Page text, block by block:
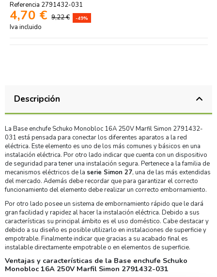
Referencia 2791432-031
4,70 € 9,22 € -49%
Iva incluido
Descripción
La Base enchufe Schuko Monobloc 16A 250V Marfil Simon 2791432-
031 está pensada para conectar los diferentes aparatos a la red
eléctrica. Este elemento es uno de los más comunes y básicos en una
instalación eléctrica. Por otro lado indicar que cuenta con un dispositivo
de seguridad para tener una instalación segura. Pertenece a la familia de
mecanismos eléctricos de la serie Simon 27, una de las más extendidas
del mercado. Además debe recordar que para garantizar el correcto
funcionamiento del elemento debe realizar un correcto embornamiento.
Por otro lado posee un sistema de embornamiento rápido que le dará
gran facilidad y rapidez al hacer la instalación eléctrica. Debido a sus
características su principal ámbito es el uso doméstico. Cabe destacar y
debido a su diseño es posible utilizarlo en instalaciones de superficie y
empotrable. Finalmente indicar que gracias a su acabado final es
instalable directamente empotrable o en elementos de superficie.
Ventajas y características de la Base enchufe Schuko
Monobloc 16A 250V Marfil Simon 2791432-031